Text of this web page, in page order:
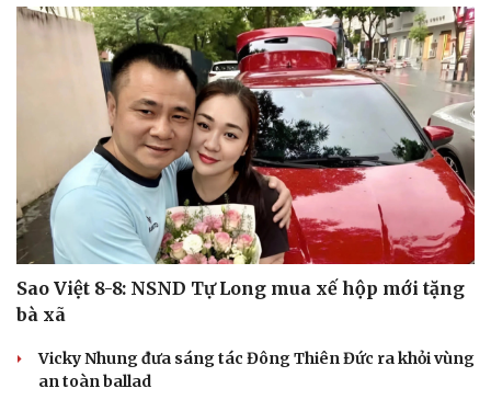
Săn Tour
check-in
Podcast
Câu chuyện thời sự
Đọc truyện đêm khuya
Cửa sổ tình yêu
Kể chuyện cho bé
Hạt giống tâm hồn
Sao Việt 8-8: NSND Tự Long mua xế hộp mới tặng
bà xã
Vicky Nhung đưa sáng tác Đông Thiên Đức ra khỏi vùng
an toàn ballad